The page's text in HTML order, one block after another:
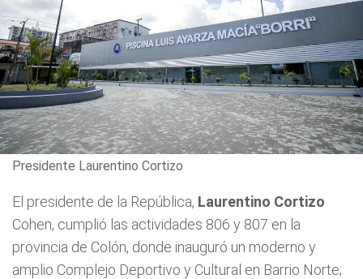
Presidente Laurentino Cortizo
El presidente de la República, Laurentino Cortizo
Cohen, cumplió las actividades 806 y 807 en la
provincia de Colón, donde inauguró un moderno y
amplio Complejo Deportivo y Cultural en Barrio Norte;